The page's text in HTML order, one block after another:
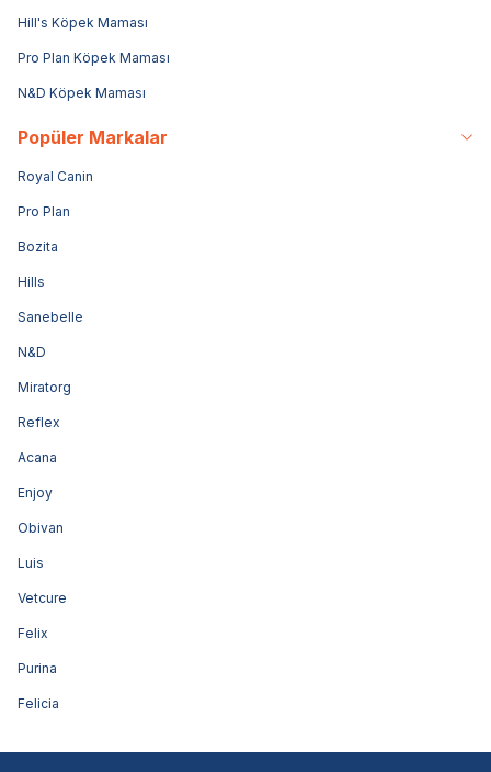
Hill's Köpek Maması
Pro Plan Köpek Maması
N&D Köpek Maması
Popüler Markalar
Royal Canin
Pro Plan
Bozita
Hills
Sanebelle
N&D
Miratorg
Reflex
Acana
Enjoy
Obivan
Luis
Vetcure
Felix
Purina
Felicia